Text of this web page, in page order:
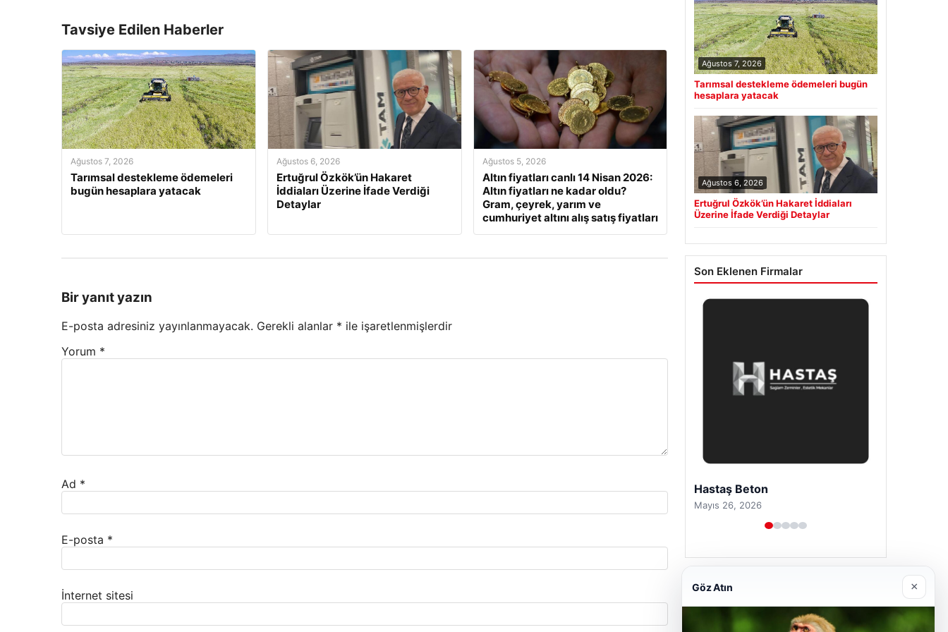
Tavsiye Edilen Haberler
Ağustos 7, 2026
Tarımsal destekleme ödemeleri
bugün hesaplara yatacak
Ağustos 6, 2026
Ertuğrul Özkök’ün Hakaret
İddiaları Üzerine İfade Verdiği
Detaylar
Ağustos 5, 2026
Altın fiyatları canlı 14 Nisan 2026:
Altın fiyatları ne kadar oldu?
Gram, çeyrek, yarım ve
cumhuriyet altını alış satış fiyatları
Bir yanıt yazın
E-posta adresiniz yayınlanmayacak. Gerekli alanlar * ile işaretlenmişlerdir
Yorum *
Ad *
E-posta *
İnternet sitesi
Ağustos 7, 2026
Tarımsal destekleme ödemeleri bugün
hesaplara yatacak
Ağustos 6, 2026
Ertuğrul Özkök’ün Hakaret İddiaları
Üzerine İfade Verdiği Detaylar
Son Eklenen Firmalar
Prenses Night Club
Nisan 29, 2026
Göz Atın ×